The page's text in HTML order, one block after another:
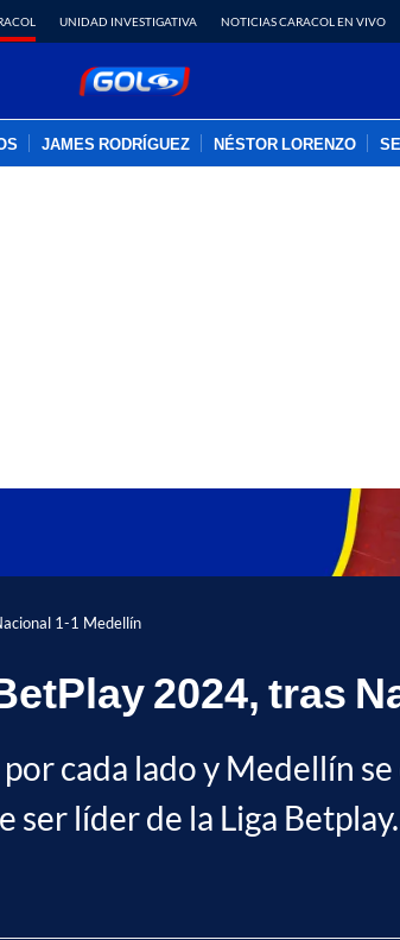
UNIDAD INVESTIGATIVA NOTICIAS CARACOL EN VIVO
JAMES RODRÍGUEZ NÉSTOR LORENZO
1-1 Medellín
2024, tras
cada lado y Medellín
ser líder de la Liga Betplay.